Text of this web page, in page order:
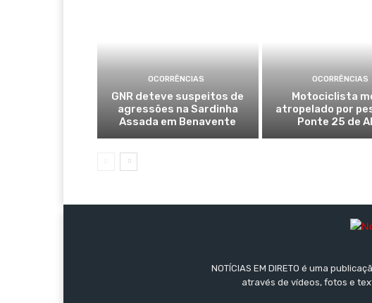
OCORRÊNCIAS
GNR deteve suspeitos de
agressões na Sardinha
Assada em Benavente
OCORRÊNCIAS
Motociclista
atropelado por
Ponte 25 de
NOTÍCIAS EM DIRETO é uma
através de vídeos, fotos e